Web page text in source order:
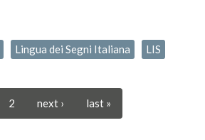
Lingua dei Segni Italiana LIS
2 next › last »